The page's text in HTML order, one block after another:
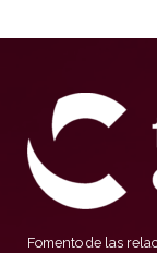
Fomento de las